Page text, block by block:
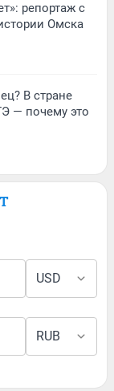
репортаж с
Омска
В стране
— почему это